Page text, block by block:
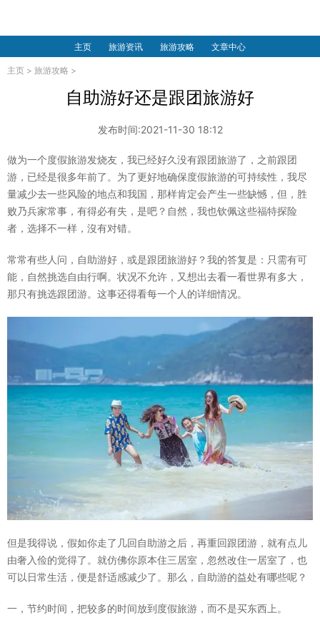
主页 旅游资讯 旅游攻略 文章中心
主页 > 旅游攻略 >
自助游好还是跟团旅游好
发布时间:2021-11-30 18:12
做为一个度假旅游发烧友，我已经好久没有跟团旅游了，之前跟团
游，已经是很多年前了。为了更好地确保度假旅游的可持续性，我尽
量减少去一些风险的地点和我国，那样肯定会产生一些缺憾，但，胜
败乃兵家常事，有得必有失，是吧？自然，我也钦佩这些福特探险
者，选择不一样，沒有对错。
常常有些人问，自助游好，或是跟团旅游好？我的答复是：只需有可
能，自然挑选自由行啊。状况不允许，又想出去看一看世界有多大，
那只有挑选跟团游。这事还得看每一个人的详细情况。
但是我得说，假如你走了几回自助游之后，再重回跟团游，就有点儿
由奢入俭的觉得了。就仿佛你原本住三居室，忽然改住一居室了，也
可以日常生活，便是舒适感减少了。那么，自助游的益处有哪些呢？
一，节约时间，把较多的时间放到度假旅游，而不是买东西上。